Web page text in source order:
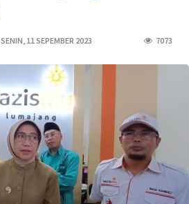
SENIN, 11 SEPEMBER 2023 7073